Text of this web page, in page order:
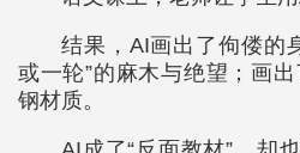
结果，AI画出了佝偻的
或一轮”的麻木与绝望；画
钢材质。